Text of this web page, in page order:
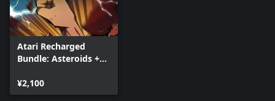
Atari Recharged
Bundle: Asteroids +
¥2,100